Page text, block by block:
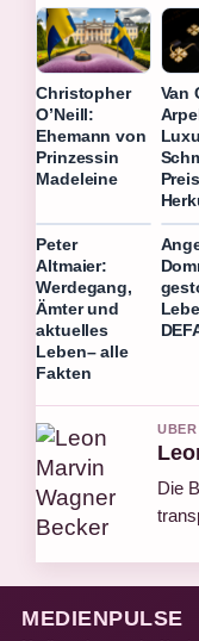
Christopher
O’Neill:
Ehemann von
Prinzessin
Madeleine
Van
Peter
Altmaier:
Werdegang,
Ämter und
aktuelles
Leben– alle
Fakten
Die
MEDIENPULSE